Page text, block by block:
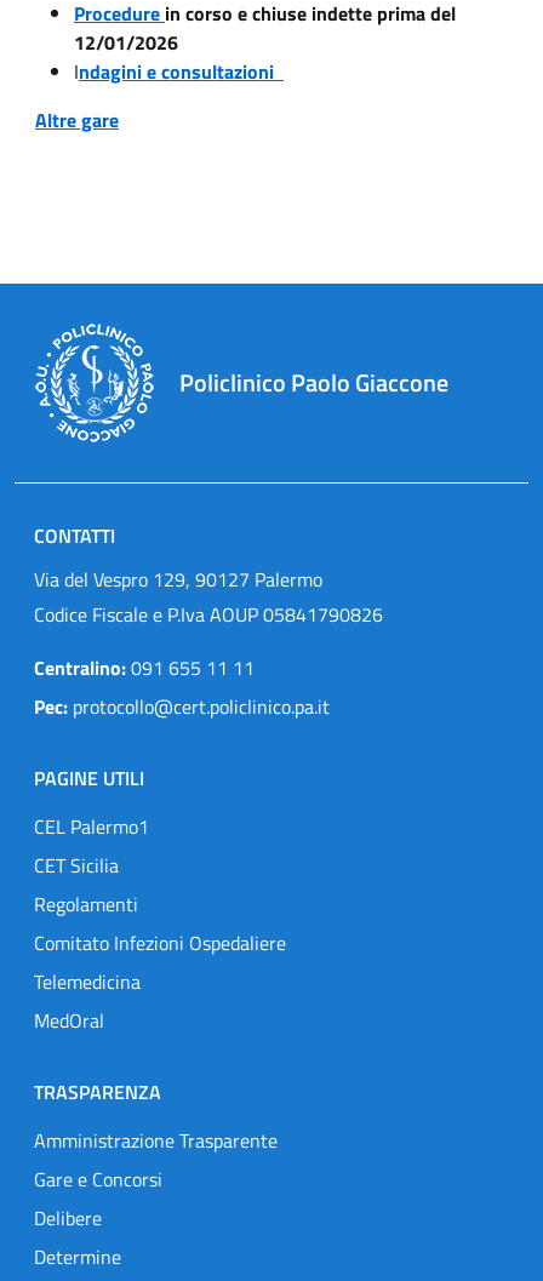
Procedure in corso e chiuse indette prima del
12/01/2026
Indagini e consultazioni
Altre gare
Policlinico Paolo Giaccone
CONTATTI
Via del Vespro 129, 90127 Palermo
Codice Fiscale e P.Iva AOUP 05841790826
Centralino:091 655 11 11
Pec: protocollo@cert.policlinico.pa.it
PAGINE UTILI
CEL Palermo1
CET Sicilia
Regolamenti
Comitato Infezioni Ospedaliere
Telemedicina
MedOral
TRASPARENZA
Amministrazione Trasparente
Gare e Concorsi
Delibere
Determine